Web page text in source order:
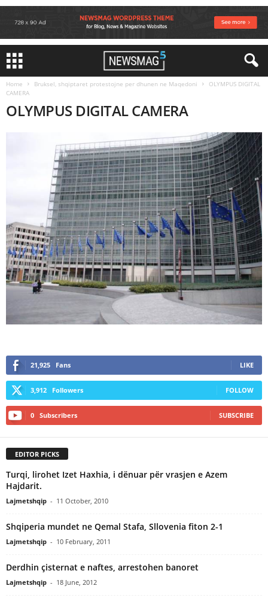
Home Bruksel, shqiptaret protestojne per dhunen ne Maqedoni
OLYMPUS DIGITAL
CAMERA
OLYMPUS DIGITAL CAMERA
21,925 Fans LIKE
3,912 Followers FOLLOW
0 Subscribers SUBSCRIBE
EDITOR PICKS
Turqi, lirohet Izet Haxhia, i dënuar për vrasjen e Azem
Hajdarit.
Lajmetshqip - 11 October, 2010
Shqiperia mundet ne Qemal Stafa, Sllovenia fiton 2-1
Lajmetshqip - 10 February, 2011
Derdhin çisternat e naftes, arrestohen banoret
Lajmetshqip - 18 June, 2012